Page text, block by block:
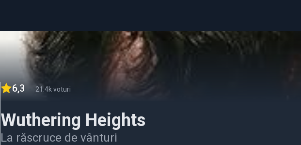
6,3 - 21.4k voturi
Wuthering Heights
La răscruce de vânturi